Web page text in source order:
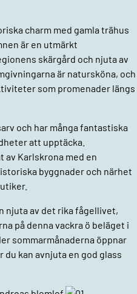
charm med gamla trähus
är en utmärkt
skärgård och njuta av
är natursköna, och
som promenader längs
och har många fantastiska
att upptäcka.
av Karlskrona med en
byggnader och närhet
njuta av det rika fågellivet,
på denna vackra ö beläget i
sommarmånaderna öppnar
kan avnjuta en god glass